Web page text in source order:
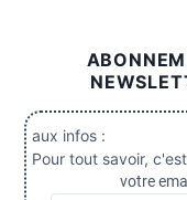
aux infos :
Pour tout savoir,
votre